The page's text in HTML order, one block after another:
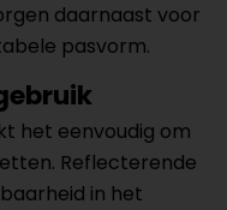
daarnaast voor
pasvorm.
het eenvoudig om
Reflecterende
in het